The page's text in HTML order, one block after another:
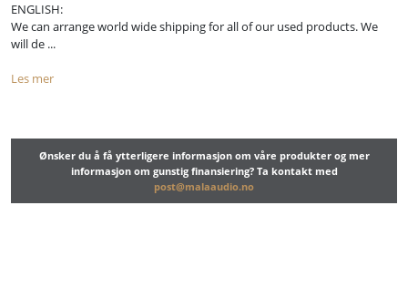
ENGLISH:
We can arrange world wide shipping for all of our used products. We
will de ...
Les mer
Ønsker du å få ytterligere informasjon om våre produkter og mer
informasjon om gunstig finansiering? Ta kontakt med
post@malaaudio.no